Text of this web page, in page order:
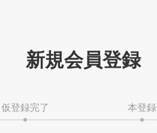
新規会員登録
仮登録完了 本登録